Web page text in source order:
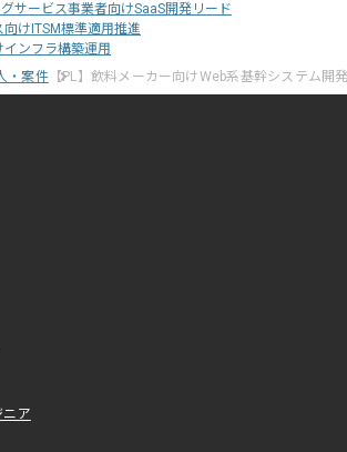
グサービス事業者向けSaaS開発リード
向けITSM標準適用推進
インフラ構築運用
・案件【PL】飲料メーカー向けWeb系基幹システム開
ニア